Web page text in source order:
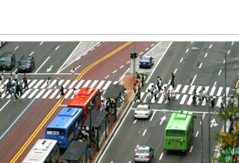
L
복
사
하
기
게
변
경
하
기
게
변
경
하
기